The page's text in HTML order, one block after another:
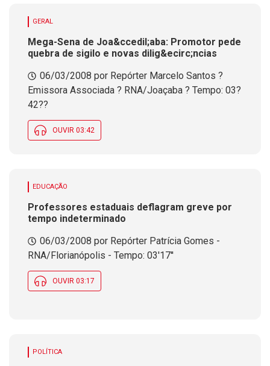
GERAL
Mega-Sena de Joa&ccedil;aba: Promotor pede
quebra de sigilo e novas dilig&ecirc;ncias
06/03/2008 por Repórter Marcelo Santos ?
Emissora Associada ? RNA/Joaçaba ? Tempo: 03?
42??
OUVIR 03:42
EDUCAÇÃO
Professores estaduais deflagram greve por
tempo indeterminado
06/03/2008 por Repórter Patrícia Gomes -
RNA/Florianópolis - Tempo: 03'17''
OUVIR 03:17
POLÍTICA